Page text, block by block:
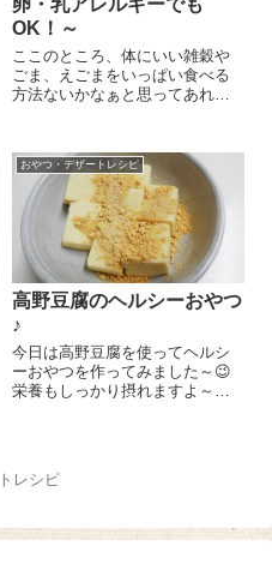
卵・乳アレルギーでも
OK！～
ここのところ、体にいい雑穀や
ごま、えごまをいっぱい食べる
方法ないかなぁと思ってあれこ
かったのでレシピ、紹介しちゃ
いまーす(^^)/ 菜種油 40ml、豆
乳 60ml、メープルシロップ...
おやつ・デザートレシピ
高野豆腐のヘルシーおやつ
♪
今日は高野豆腐を使ってヘルシ
ーおやつを作ってみました～😉
栄養もしっかり摂れますよ～！
メープルシロップ』 大さじ1...
レシピ